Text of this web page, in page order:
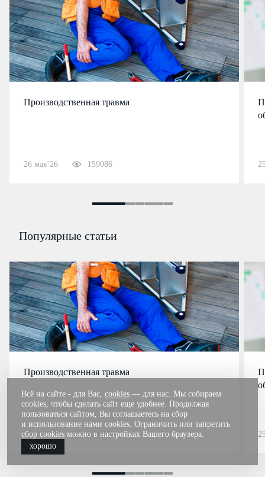
Производственная травма
26 мая’26 159086
Популярные статьи
Производственная травма
26 мая’26 159086
Всё на сайте - для Вас, cookies — для нас. Мы собираем
cookies, чтобы сделать сайт еще удобнее. Продолжая
пользоваться сайтом, Вы соглашаетесь на сбор
и использование нами cookies. Ограничить или запретить
сбор cookies можно в настройках Вашего браузера.
хорошо